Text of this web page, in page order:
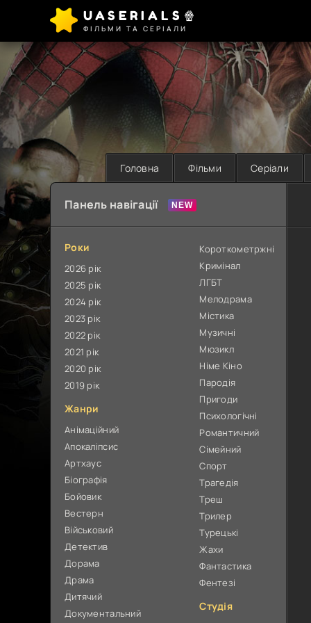
UASERIALS🍿
ФІЛЬМИ ТА СЕРІАЛИ
Головна Фільми Серіали
Панель навігації
Роки
2026 рік
2025 рік
2024 рік
2023 рік
2022 рік
2021 рік
2020 рік
2019 рік
Жанри
Анімаційний
Апокаліпсис
Артхаус
Біографія
Бойовик
Вестерн
Військовий
Детектив
Дорама
Драма
Дитячий
Документальний
Короткометржні
Кримінал
ЛГБТ
Мелодрама
Містика
Музичні
Мюзикл
Німе Кіно
Пародія
Пригоди
Психологічні
Романтичний
Сімейний
Спорт
Трагедія
Треш
Трилер
Турецькі
Жахи
Фантастика
Фентезі
Студія